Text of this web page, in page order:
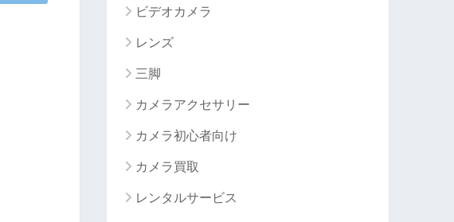
ビデオカメラ
レンズ
三脚
カメラアクセサリー
カメラ初心者向け
カメラ買取
レンタルサービス